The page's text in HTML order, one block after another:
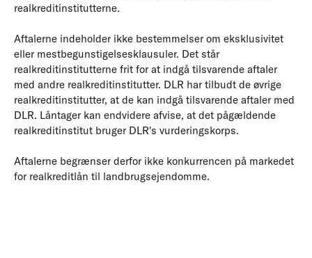
realkreditinstitutterne.
Aftalerne indeholder ikke bestemmelser om eksklusivitet
eller mestbegunstigelsesklausuler. Det står
realkreditinstitutterne frit for at indgå tilsvarende aftaler
med andre realkreditinstitutter. DLR har tilbudt de øvrige
realkreditinstitutter, at de kan indgå tilsvarende aftaler med
DLR. Låntager kan endvidere afvise, at det pågældende
realkreditinstitut bruger DLR's vurderingskorps.
Aftalerne begrænser derfor ikke konkurrencen på markedet
for realkreditlån til landbrugsejendomme.